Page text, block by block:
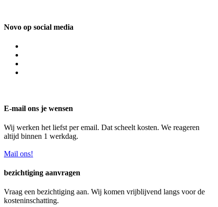
Novo op social media
E-mail ons je wensen
Wij werken het liefst per email. Dat scheelt kosten. We reageren
altijd binnen 1 werkdag.
Mail ons!
bezichtiging aanvragen
Vraag een bezichtiging aan. Wij komen vrijblijvend langs voor de
kosteninschatting.